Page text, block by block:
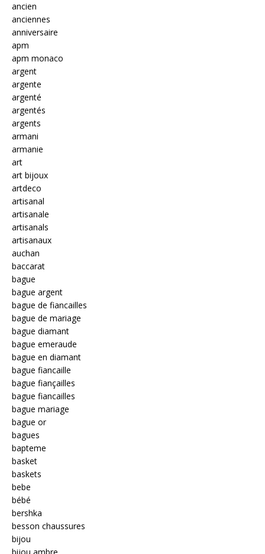
ancien
anciennes
anniversaire
apm
apm monaco
argent
argente
argenté
argentés
argents
armani
armanie
art
art bijoux
artdeco
artisanal
artisanale
artisanals
artisanaux
auchan
baccarat
bague
bague argent
bague de fiancailles
bague de mariage
bague diamant
bague emeraude
bague en diamant
bague fiancaille
bague fiançailles
bague fiancailles
bague mariage
bague or
bagues
bapteme
basket
baskets
bebe
bébé
bershka
besson chaussures
bijou